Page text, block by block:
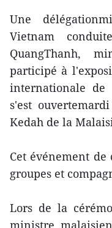
Une
Vietnam
QuangThanh,
participé à
internationale
s'est
Kedah de la
Cet événement
groupes et
Lors de la
ministre